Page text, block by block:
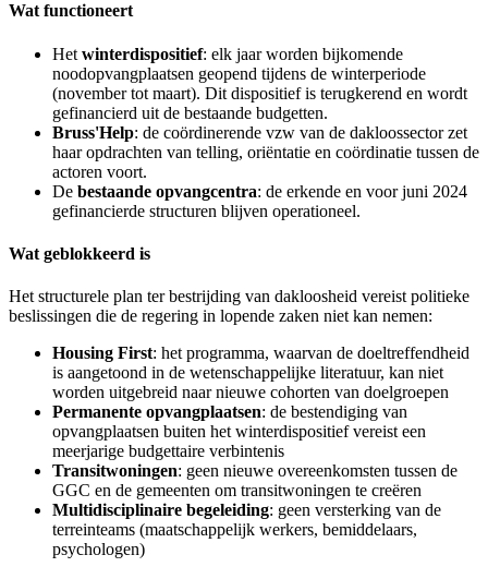
Wat functioneert
Het winterdispositief: elk jaar worden bijkomende
noodopvangplaatsen geopend tijdens de winterperiode
(november tot maart). Dit dispositief is terugkerend en wordt
gefinancierd uit de bestaande budgetten.
Bruss'Help: de coördinerende vzw van de dakloossector zet
haar opdrachten van telling, oriëntatie en coördinatie tussen de
actoren voort.
De bestaande opvangcentra: de erkende en voor juni 2024
gefinancierde structuren blijven operationeel.
Wat geblokkeerd is
Het structurele plan ter bestrijding van dakloosheid vereist politieke
beslissingen die de regering in lopende zaken niet kan nemen:
Housing First: het programma, waarvan de doeltreffendheid
is aangetoond in de wetenschappelijke literatuur, kan niet
worden uitgebreid naar nieuwe cohorten van doelgroepen
Permanente opvangplaatsen: de bestendiging van
opvangplaatsen buiten het winterdispositief vereist een
meerjarige budgettaire verbintenis
Transitwoningen: geen nieuwe overeenkomsten tussen de
GGC en de gemeenten om transitwoningen te creëren
Multidisciplinaire begeleiding: geen versterking van de
terreinteams (maatschappelijk werkers, bemiddelaars,
psychologen)